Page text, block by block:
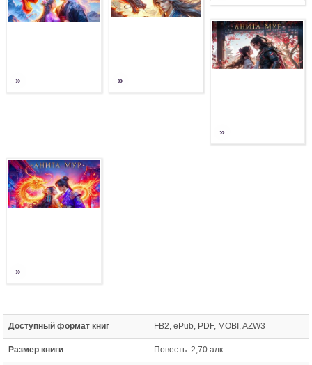
» »
»
»
Доступный формат книг FB2, ePub, PDF, MOBI, AZW3
Размер книги Повесть. 2,70 алк